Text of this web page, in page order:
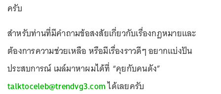
ครับ
สำหรับท่านที่มีคำถามข้อสงสัยเกี่ยวกับเรื่องกฎหมายและ
ต้องการความช่วยเหลือ หรือมีเรื่องราวดีๆ อยากแบ่งปัน
ประสบการณ์ เมล์มาหาผมได้ที่ “คุยกับคนดัง”
talktoceleb@trendvg3.comได้เลยครับ